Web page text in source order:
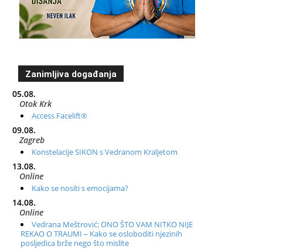
Zanimljiva događanja
05.08.
Otok Krk
Access Facelift®
09.08.
Zagreb
Konstelacije SIKON s Vedranom Kraljetom
13.08.
Online
Kako se nositi s emocijama?
14.08.
Online
Vedrana Meštrović: ONO ŠTO VAM NITKO NIJE
REKAO O TRAUMI – Kako se osloboditi njezinih
posljedica brže nego što mislite